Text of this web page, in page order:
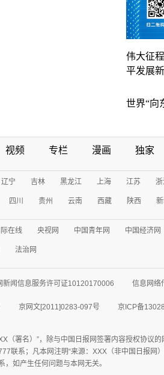
伟大征
平发展
世界“向
视频 专栏 漫画 独家
辽宁 吉林 黑龙江 上海 江苏
四川 贵州 云南 西藏 陕西
际在线 央视网 中国青年网 中国经济网
法治网
新闻信息服务许可证10120170006 信息网络
京网文[2011]0283-097号 京ICP备
（署名）”，除与中国日报网签署内容授权协议
联系；凡本网注明“来源：XXX（非中国日报网
如产生任何问题与本网无关。